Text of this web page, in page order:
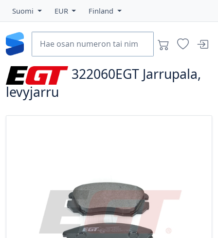
Suomi EUR Finland
322060EGT Jarrupala,
levyjarru